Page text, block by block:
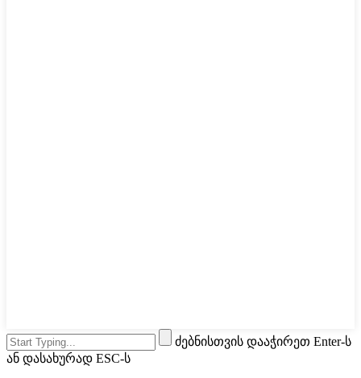
ძებნისთვის დააჭირეთ Enter-ს
ან დასახურად ESC-ს